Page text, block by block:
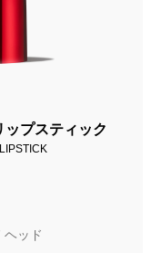
ップスティック
ヘッド